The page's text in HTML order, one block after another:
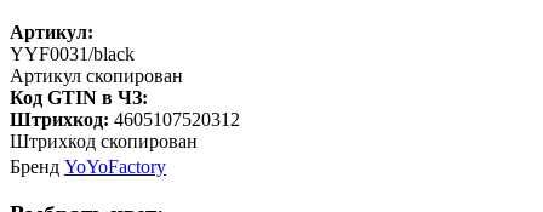
Артикул:
YYF0031/black
Артикул скопирован
Код GTIN в ЧЗ:
Штрихкод: 4605107520312
Штрихкод скопирован
Бренд YoYoFactory